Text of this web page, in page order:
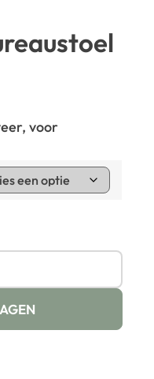
voor